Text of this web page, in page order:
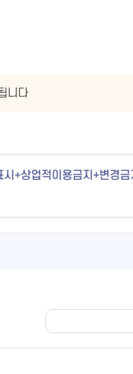
니다
시+상업적이용금지+변경금